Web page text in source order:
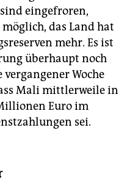
eingefroren,
das Land hat
mehr. Es ist
überhaupt noch
Woche
Mali mittlerweile in
Euro im
sei.